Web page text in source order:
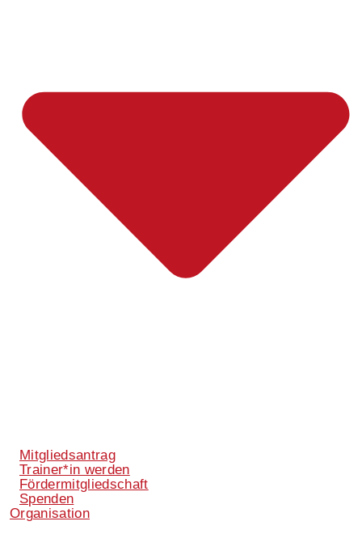
Mitgliedsantrag
Trainer*in werden
Fördermitgliedschaft
Spenden
Organisation